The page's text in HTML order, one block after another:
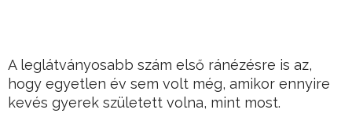
A leglátványosabb szám első ránézésre is az,
hogy egyetlen év sem volt még, amikor ennyire
kevés gyerek született volna, mint most.